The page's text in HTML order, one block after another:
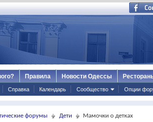
Справка Календарь Сообщество Опции
Правила Новости Одессы
форумы Дети Мамочки о детках